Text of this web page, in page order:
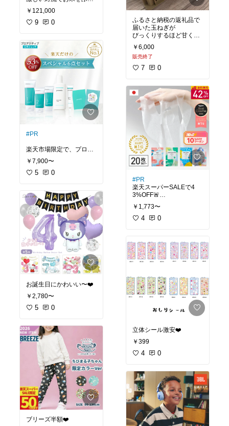
でお得なうちにぜひチェ
ックしてみとください！
くら炊き上げてくれて、
🍚
お米がモチモチに炊き上
ぶたと内釜のたった2点
だけなので
毎日でもラクに清潔を保
#オリジナル写真
￥121,000
9 0
#PR
楽天市場限定で、プロア
クティブの豪華なセット
がお得になってます！
6月11日1:59までの期間
17,000円相当の内容が7,
900円でGETできちゃう
大チャンスですっ💸
新しくなったミルクタイ
プのクレンジングも入っ
ているから
お肌を優しくまろやかに
洗い上げながらトータル
ケアできるのが最高すぎ
ますっ👏✨
残り時間があと少しなの
で、
ぜひチェックしてみて
ね〜っ🏃‍♀️💨
￥7,900〜
5 0
お誕生日にかわいい〜❤️
￥2,780〜
5 0
ブリーズ半額❤️
400gずつの小分けなの
必要な分だけ使えて冷凍
庫もスッキリ！
ストック食材としても便
利です👏✨
おうちにある野菜と一緒
に炒めれば
ができるので、
牛タン丼にしたり、お酒
のおつまみにも✨
子供も食べやすかったみ
たいで完食してくれまし
た！
#オリジナル写真
ふるさと納税の返礼品で
届いた玉ねぎが
びっくりするほど甘くて
❤️
火を通すとトロットロに
なって、甘みが引き立ち
スライスしてサラダに
も！🙆‍♀️
子どもたちもペロリと食
べてくれました👦🏻👧🏻
毎日のご飯作りに欠かせ
ないお野菜だからこそ、
美味しくて質の良いもの
がストックしてあると
本当に助かりますよね🥰
✨🙌
我が家の大満足＆リピ決
ぜひチェックしてみてく
ださい〜！👇✨
オリジナル写真
￥6,000
販売終了
7 0
#PR
楽天スーパーSALEで4
3%OFF🚨
スクが
6月11日1:59まで限定で
なんと20枚セットが1,59
0円で、しかも送料無料
🙌✨
ベスコス第1位受賞で私
個包装だから旅行にも持
っていきやすくて便利。
期間限定のセールだから
早めにチェックしてみて
￥1,773〜
4 0
立体シール激安❤️
￥399
4 0